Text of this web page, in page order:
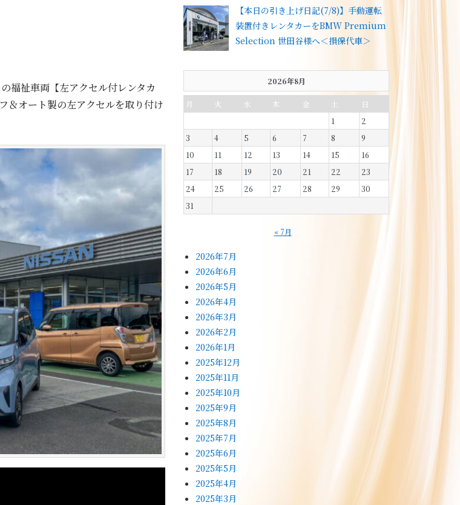
福祉車両【左アクセル付レンタカ
＆オート製の左アクセルを取り付け
【本日の引き上げ日記(7/8)】手動運転
装置付きレンタカーをBMW Premium
Selection 世田谷様へ＜損保代車＞
2026年8月
月 火 水 木 金 土
日
1
2
3
4 5 6 7 8
9
10
11 12 13 14 15
16
17
18 19 20 21 22
23
24
25 26 27 28 29
30
31
« 7月
2026年7月
2026年6月
2026年5月
2026年4月
2026年3月
2026年2月
2026年1月
2025年12月
2025年11月
2025年10月
2025年9月
2025年8月
2025年7月
2025年6月
2025年5月
2025年4月
2025年3月